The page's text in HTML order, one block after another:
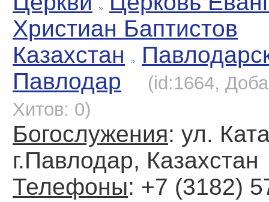
Христиан Баптистов
Казахстан
Павлодар
(id:1664,
Хитов: 0)
Богослужения: ул.
г.Павлодар, Казахстан
Телефоны: +7 (3182)